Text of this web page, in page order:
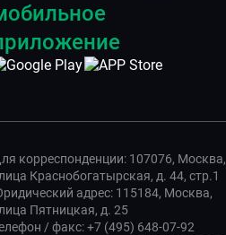
корреспонденции: 107076, Москва,
Краснобогатырская, д. 44, стр.1
адрес: 115184, Москва,
Пятницкая, д. 25
/ факс: +7 (495) 648-07-92